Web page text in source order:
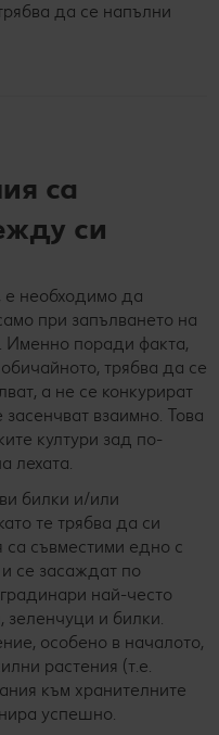
да се напълни
са
си
е необходимо да
при запълването на
Именно поради факта,
трябва да се
а не се конкурират
взаимно. Това
култури зад по-
лехата.
билки и/или
те трябва да си
съвместими едно с
се засаждат по
най-често
зеленчуци и билки.
особено в началото,
растения (т.е.
към хранителните
успешно.